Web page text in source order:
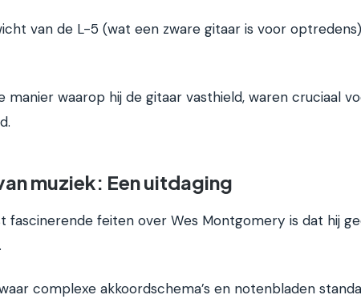
van de L-5 (wat een zware gitaar is voor
manier waarop hij de gitaar vasthield, waren cruciaal
muziek: Een uitdaging
fascinerende feiten over Wes Montgomery is dat hij
complexe akkoordschema’s en notenbladen